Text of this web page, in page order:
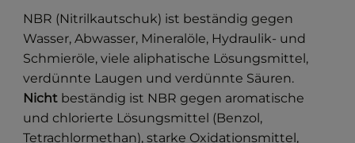
NBR (Nitrilkautschuk) ist beständig gegen
Wasser, Abwasser, Mineralöle, Hydraulik- und
Schmieröle, viele aliphatische Lösungsmittel,
verdünnte Laugen und verdünnte Säuren.
Nicht beständig ist NBR gegen aromatische
und chlorierte Lösungsmittel (Benzol,
Tetrachlormethan), starke Oxidationsmittel,